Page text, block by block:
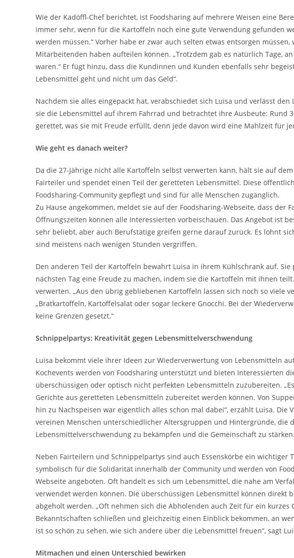
Wie der Kadöffl-Chef berichtet, ist Foodsharing auf mehrere Weisen eine
immer sehr, wenn für die Kartoffeln noch eine gute Verwendung gefunden
werden müssen.“ Vorher habe er zwar auch selten etwas entsorgen
Mitarbeitenden haben aufteilen können. „Trotzdem gab es natürlich Tage,
waren.“ Er fügt hinzu, dass die Kundinnen und Kunden ebenfalls sehr
Lebensmittel geht und nicht um das Geld“.
Nachdem sie alles eingepackt hat, verabschiedet sich Luisa und verlässt
sie die Lebensmittel auf ihrem Fahrrad und betrachtet ihre Ausbeute: Rund
gerettet, was sie mit Freude erfüllt, denn jede davon wird eine Mahlzeit für
Wie geht es danach weiter?
Da die 27-Jährige nicht alle Kartoffeln selbst verwerten kann, hält sie auf
Fairteiler und spendet einen Teil der geretteten Lebensmittel. Diese
Foodsharing-Community gepflegt und sind für alle Menschen zugänglich.
Zu Hause angekommen, meldet sie auf der Foodsharing-Webseite, dass der
Öffnungszeiten können alle Interessierten vorbeischauen. Das Angebot ist
sehr beliebt, aber auch Berufstätige greifen gerne darauf zurück. Es lohnt
sind meistens nach wenigen Stunden vergriffen.
Den anderen Teil der Kartoffeln bewahrt Luisa in ihrem Kühlschrank auf.
nächsten Tag eine Freude zu machen, indem sie die Kartoffeln mit ihnen
verwerten. „Aus den übrig gebliebenen Kartoffeln lassen sich noch so viele
„Bratkartoffeln, Kartoffelsalat oder sogar leckere Gnocchi. Bei der
keine Grenzen gesetzt.“
Schnippelpartys: Kreativität gegen Lebensmittelverschwendung
Luisa bekommt viele ihrer Ideen zur Wiederverwertung von Lebensmitteln
Kochevents werden von Foodsharing unterstützt und bieten Interessierten
überschüssigen oder optisch nicht perfekten Lebensmitteln zuzubereiten.
Gerichte aus geretteten Lebensmitteln zubereitet werden können. Von
hin zu Nachspeisen war eigentlich alles schon mal dabei“, erzählt Luisa. Die
vereinen Menschen unterschiedlicher Altersgruppen und Hintergründe, die
Lebensmittelverschwendung zu bekämpfen und die Gemeinschaft zu stärken.
Neben Fairteilern und Schnippelpartys sind auch Essenskörbe ein wichtiger
symbolisch für die Solidarität innerhalb der Community und werden von
Webseite angeboten. Oft handelt es sich um Lebensmittel, die nahe am
verwendet werden können. Die überschüssigen Lebensmittel können direkt
abgeholt werden. „Oft nehmen sich die Abholenden auch Zeit für ein kurzes
Bekanntschaften schließen und gleichzeitig einen Einblick bekommen, an
ist so schön zu sehen, wie sich andere über die Lebensmittel freuen“, sagt
Mitmachen und einen Unterschied bewirken